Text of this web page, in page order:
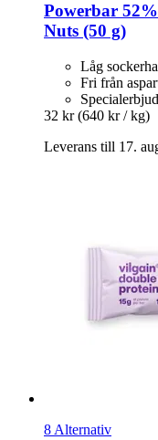
Powerbar
Nuts (50 g)
Låg
Fri från
32 kr (640 kr / kg)
Leverans till 17.
8 Alternativ